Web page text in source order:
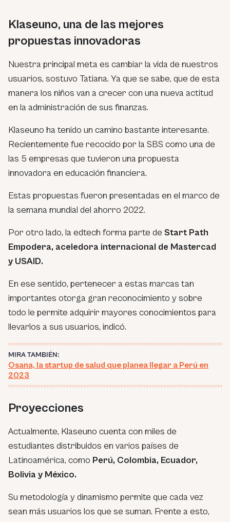
Klaseuno, una de las mejores
propuestas innovadoras
Nuestra principal meta es cambiar la vida de nuestros
usuarios, sostuvo Tatiana. Ya que se sabe, que de esta
manera los niños van a crecer con una nueva actitud
en la administración de sus finanzas.
Klaseuno ha tenido un camino bastante interesante.
Recientemente fue recocido por la SBS como una de
las 5 empresas que tuvieron una propuesta
innovadora en educación financiera.
Estas propuestas fueron presentadas en el marco de
la semana mundial del ahorro 2022.
Por otro lado, la edtech forma parte de Start Path
Empodera, aceledora internacional de Mastercad
y USAID.
En ese sentido, pertenecer a estas marcas tan
importantes otorga gran reconocimiento y sobre
todo le permite adquirir mayores conocimientos para
llevarlos a sus usuarios, indicó.
MIRA TAMBIÉN:
Osana, la startup de salud que planea llegar a Perú en
2023
Proyecciones
Actualmente, Klaseuno cuenta con miles de
estudiantes distribuidos en varios países de
Latinoamérica, como Perú, Colombia, Ecuador,
Bolivia y México.
Su metodología y dinamismo permite que cada vez
sean más usuarios los que se suman. Frente a esto,